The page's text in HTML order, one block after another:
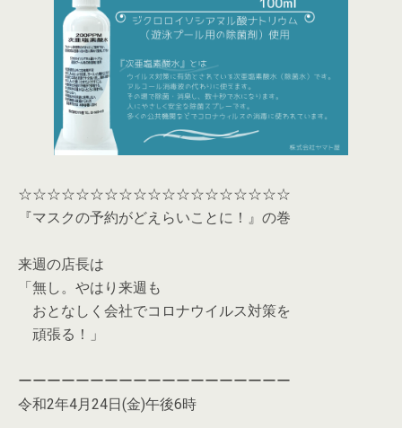
☆☆☆☆☆☆☆☆☆☆☆☆☆☆☆☆☆☆☆
『マスクの予約がどえらいことに！』の巻
来週の店長は
「無し。やはり来週も
おとなしく会社でコロナウイルス対策を
頑張る！」
ーーーーーーーーーーーーーーーーーーー
令和2年4月24日(金)午後6時